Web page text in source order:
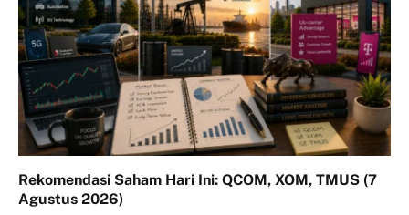
Rekomendasi Saham Hari Ini: QCOM, XOM, TMUS (7
Agustus 2026)